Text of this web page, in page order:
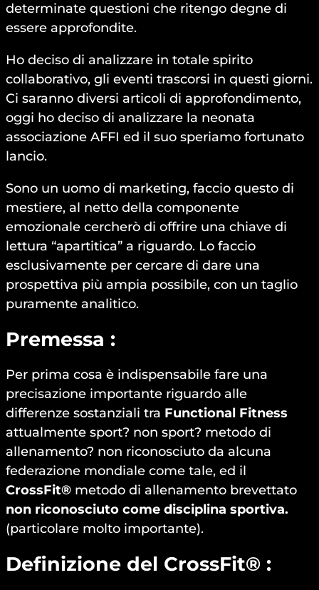
determinate questioni che ritengo degne di
essere approfondite.
Ho deciso di analizzare in totale spirito
collaborativo, gli eventi trascorsi in questi giorni.
Ci saranno diversi articoli di approfondimento,
oggi ho deciso di analizzare la neonata
associazione AFFI ed il suo speriamo fortunato
lancio.
Sono un uomo di marketing, faccio questo di
mestiere, al netto della componente
emozionale cercherò di offrire una chiave di
lettura “apartitica” a riguardo. Lo faccio
esclusivamente per cercare di dare una
prospettiva più ampia possibile, con un taglio
puramente analitico.
Premessa :
Per prima cosa è indispensabile fare una
precisazione importante riguardo alle
differenze sostanziali tra Functional Fitness
attualmente sport? non sport? metodo di
allenamento? non riconosciuto da alcuna
federazione mondiale come tale, ed il
CrossFit® metodo di allenamento brevettato
non riconosciuto come disciplina sportiva.
(particolare molto importante).
Definizione del CrossFit® :